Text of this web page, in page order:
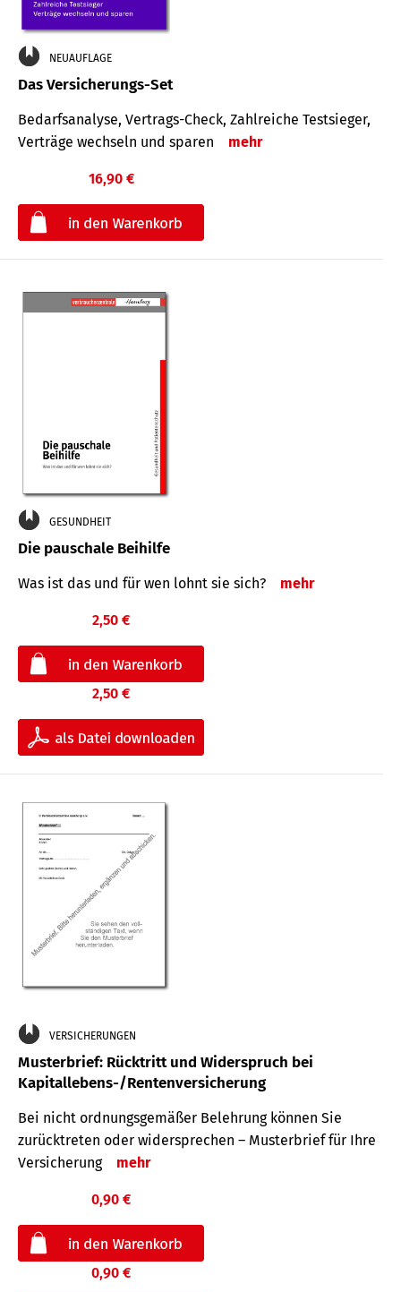
NEUAUFLAGE
Das Versicherungs-Set
Bedarfsanalyse, Vertrags-Check, Zahlreiche Testsieger,
Verträge wechseln und sparen
mehr
16,90 €
GESUNDHEIT
Die pauschale Beihilfe
Was ist das und für wen lohnt sie sich? mehr
2,50 €
2,50 €
VERSICHERUNGEN
Musterbrief: Rücktritt und Widerspruch bei
Kapitallebens-/Rentenversicherung
Bei nicht ordnungsgemäßer Belehrung können Sie
zurücktreten oder widersprechen – Musterbrief für Ihre
Versicherung
mehr
0,90 €
0,90 €